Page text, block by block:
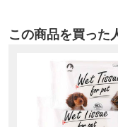
この商品を買った